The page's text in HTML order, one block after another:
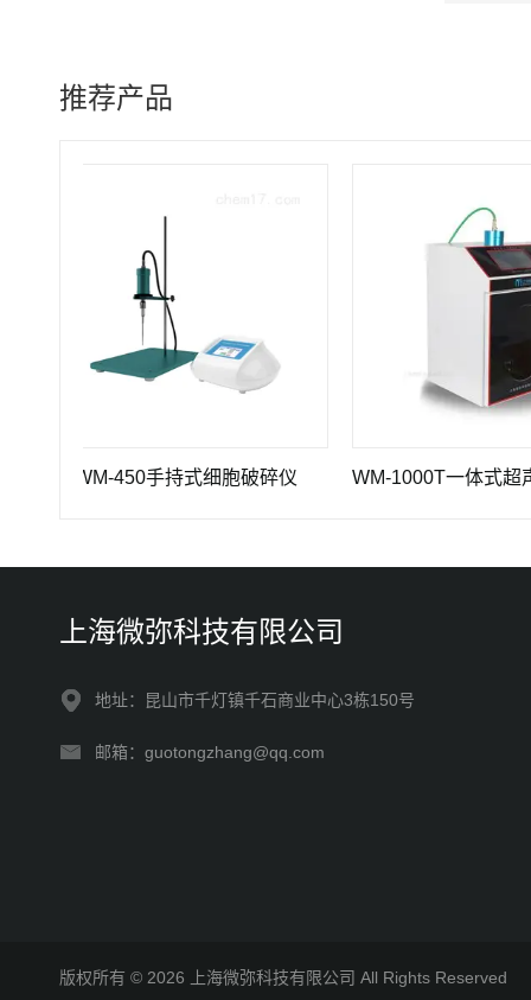
推荐产品
WM-450手持式细胞破碎仪
上海微弥科技有限公司
地址：昆山市千灯镇千石商业中心3栋150号
邮箱：guotongzhang@qq.com
版权所有 © 2026 上海微弥科技有限公司 All Rights